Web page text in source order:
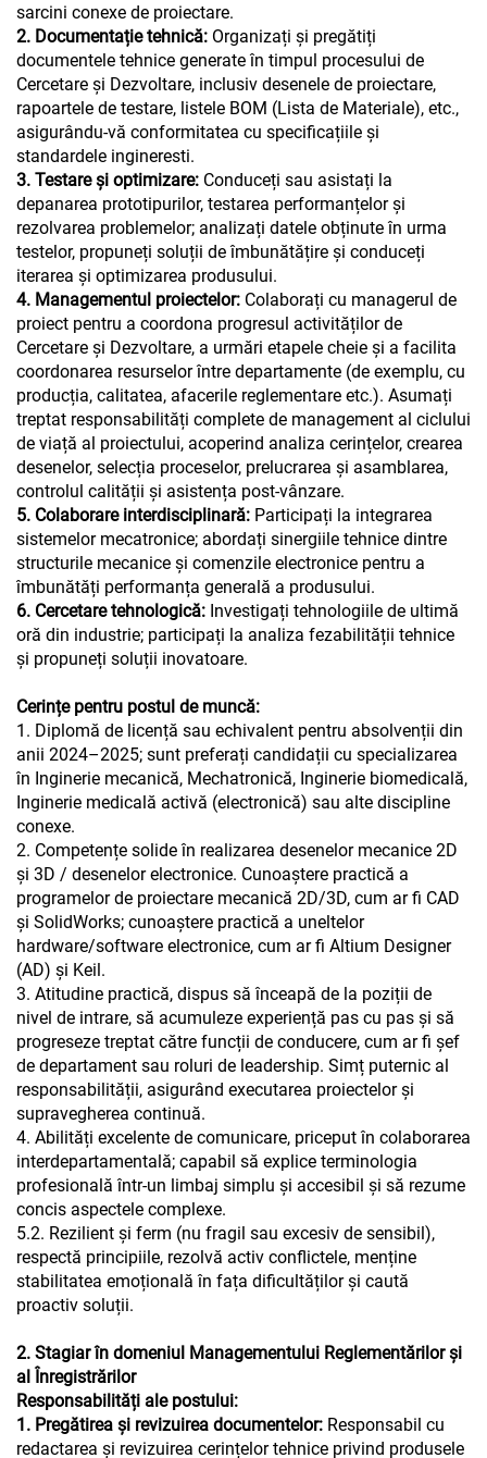
sarcini conexe de proiectare.
2. Documentație tehnică: Organizați și pregătiți
documentele tehnice generate în timpul procesului de
Cercetare și Dezvoltare, inclusiv desenele de proiectare,
rapoartele de testare, listele BOM (Lista de Materiale), etc.,
asigurându-vă conformitatea cu specificațiile și
standardele ingineresti.
3. Testare și optimizare: Conduceți sau asistați la
depanarea prototipurilor, testarea performanțelor și
rezolvarea problemelor; analizați datele obținute în urma
testelor, propuneți soluții de îmbunătățire și conduceți
iterarea și optimizarea produsului.
4. Managementul proiectelor: Colaborați cu managerul de
proiect pentru a coordona progresul activităților de
Cercetare și Dezvoltare, a urmări etapele cheie și a facilita
coordonarea resurselor între departamente (de exemplu, cu
producția, calitatea, afacerile reglementare etc.). Asumați
treptat responsabilități complete de management al ciclului
de viață al proiectului, acoperind analiza cerințelor, crearea
desenelor, selecția proceselor, prelucrarea și asamblarea,
controlul calității și asistența post-vânzare.
5. Colaborare interdisciplinară: Participați la integrarea
sistemelor mecatronice; abordați sinergiile tehnice dintre
structurile mecanice și comenzile electronice pentru a
îmbunătăți performanța generală a produsului.
6. Cercetare tehnologică: Investigați tehnologiile de ultimă
oră din industrie; participați la analiza fezabilității tehnice
și propuneți soluții inovatoare.
Cerințe pentru postul de muncă:
1. Diplomă de licență sau echivalent pentru absolvenții din
anii 2024–2025; sunt preferați candidații cu specializarea
în Inginerie mecanică, Mechatronică, Inginerie biomedicală,
Inginerie medicală activă (electronică) sau alte discipline
conexe.
2. Competențe solide în realizarea desenelor mecanice 2D
și 3D / desenelor electronice. Cunoaștere practică a
programelor de proiectare mecanică 2D/3D, cum ar fi CAD
și SolidWorks; cunoaștere practică a uneltelor
hardware/software electronice, cum ar fi Altium Designer
(AD) și Keil.
3. Atitudine practică, dispus să înceapă de la poziții de
nivel de intrare, să acumuleze experiență pas cu pas și să
progreseze treptat către funcții de conducere, cum ar fi șef
de departament sau roluri de leadership. Simț puternic al
responsabilității, asigurând executarea proiectelor și
supravegherea continuă.
4. Abilități excelente de comunicare, priceput în colaborarea
interdepartamentală; capabil să explice terminologia
profesională într-un limbaj simplu și accesibil și să rezume
concis aspectele complexe.
5.2. Rezilient și ferm (nu fragil sau excesiv de sensibil),
respectă principiile, rezolvă activ conflictele, menține
stabilitatea emoțională în fața dificultăților și caută
proactiv soluții.
2. Stagiar în domeniul Managementului Reglementărilor și
al Înregistrărilor
Responsabilități ale postului:
1. Pregătirea și revizuirea documentelor: Responsabil cu
redactarea și revizuirea cerințelor tehnice privind produsele